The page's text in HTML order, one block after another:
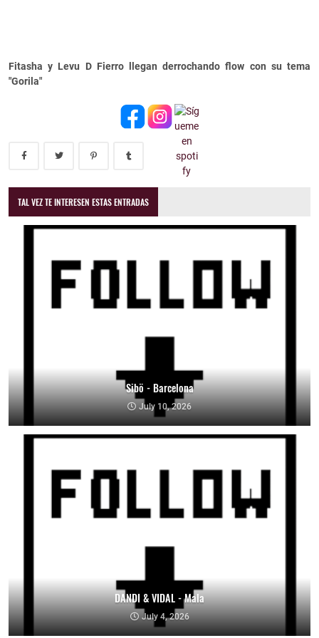
Fitasha y Levu D Fierro llegan derrochando flow con su tema
"Gorila"
TAL VEZ TE INTERESEN ESTAS ENTRADAS
Sibö - Barcelona
July 10, 2026
DANDI & VIDAL - Mala
July 4, 2026